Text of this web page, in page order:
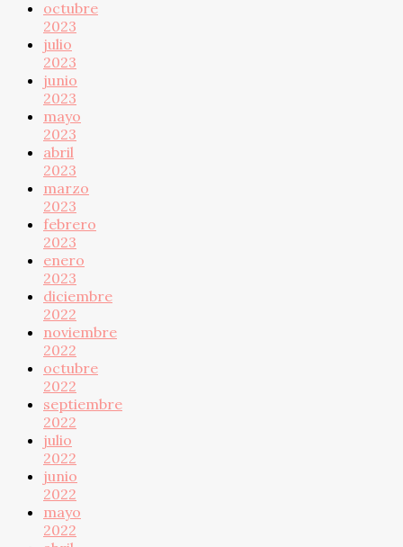
octubre
2023
julio
2023
junio
2023
mayo
2023
abril
2023
marzo
2023
febrero
2023
enero
2023
diciembre
2022
noviembre
2022
octubre
2022
septiembre
2022
julio
2022
junio
2022
mayo
2022